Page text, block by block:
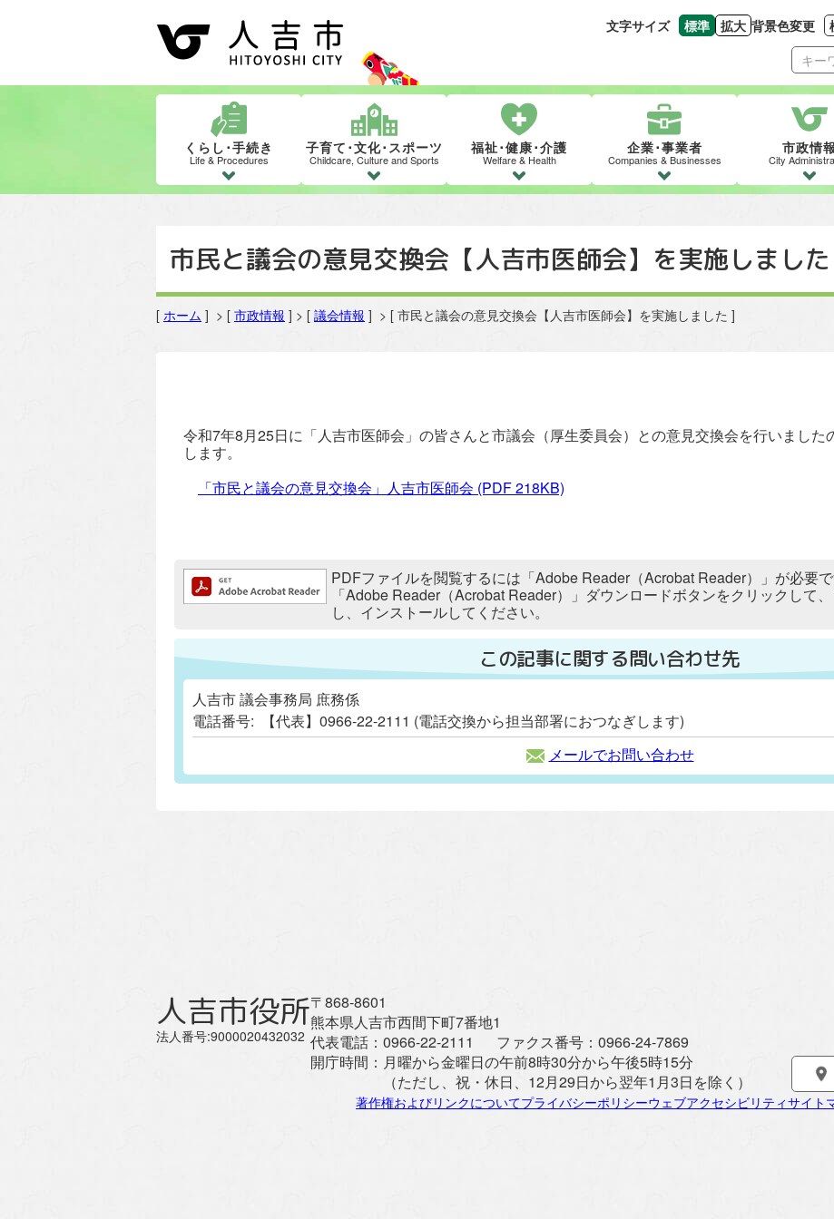
文字サイズ 標準
文字の大きさをもとの大
拡大
文字を大きくする
背景色変更
くらし･手続き
Life & Procedures
子育て･文化･スポーツ
Childcare, Culture and Sports
福祉･健康･介護
Welfare & Health
企業･事業者
Companies & Businesses
市政情報
City
市民と議会の意見交換会【人吉市医師会】を実施しました
[ ホーム ] > [ 市政情報 ] > [ 議会情報 ] > [ 市民と議会の意見交換会【人吉市医師会】を実施しました ]
令和7年8月25日に「人吉市医師会」の皆さんと市議会（厚生委員会）との意見交換会を行いました
します。
「市民と議会の意見交換会」人吉市医師会 (PDF 218KB)
追加情報：PDFファイルPDFファイルを閲覧するには「Adobe Reader（Acrobat Reader）」が必要
「Adobe Reader（Acrobat Reader）」ダウンロードボタンをクリックして
し、インストールしてください。
この記事に関する問い合わせ先
人吉市 議会事務局 庶務係
電話番号:
【代表】0966-22-2111 (電話交換から担当部署におつなぎします)
メールでお問い合わせ
人吉市役所
法人番号:9000020432032
〒868-8601
熊本県人吉市西間下町7番地1
代表電話： 0966-22-2111 ファクス番号： 0966-24-7869
開庁時間： 月曜から金曜日の午前8時30分から午後5時15分
（ただし、祝・休日、12月29日から翌年1月3日を除く）
著作権およびリンクについてプライバシーポリシーウェブアクセシビリティサイト